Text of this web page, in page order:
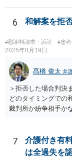
6 和解案を拒
#慰謝料請求・訴訟 #患
2025年8月19日
髙橋 俊太 弁
＞拒否した場合判決
どのタイミングでの
裁判所か紛争相手か
がる可能性が高いか
判官が抱いており
ずしも高くはないと
7
介護付き有
は全過失を